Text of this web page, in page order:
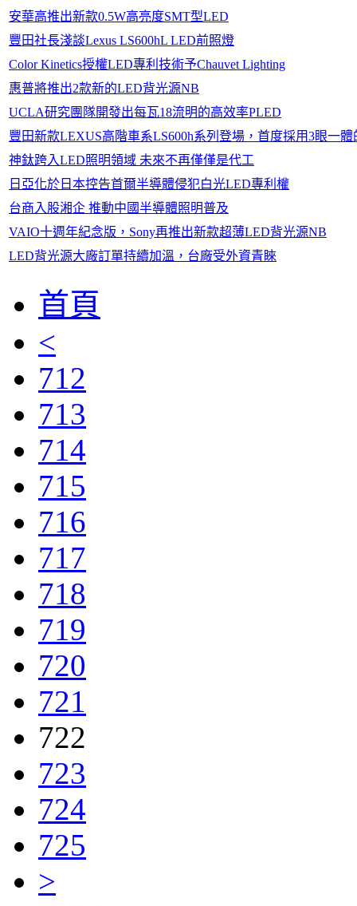
安華高推出新款0.5W高亮度SMT型LED
豐田社長淺談Lexus LS600hL LED前照燈
Color Kinetics授權LED專利技術予Chauvet Lighting
惠普將推出2款新的LED背光源NB
UCLA研究團隊開發出每瓦18流明的高效率PLED
豐田新款LEXUS高階車系LS600h系列登場，首度採用3眼一
神鈦跨入LED照明領域 未來不再僅僅是代工
日亞化於日本控告首爾半導體侵犯白光LED專利權
台商入股湘企 推動中國半導體照明普及
VAIO十週年紀念版，Sony再推出新款超薄LED背光源NB
LED背光源大廠訂單持續加溫，台廠受外資青睞
首頁
<
712
713
714
715
716
717
718
719
720
721
722
723
724
725
>